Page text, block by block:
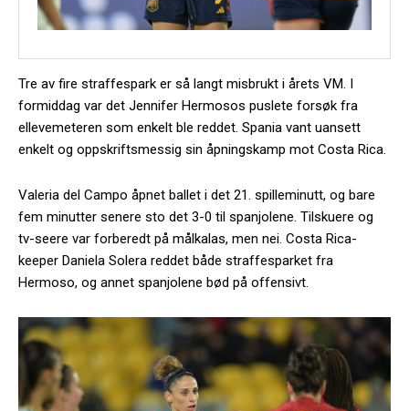
Tre av fire straffespark er så langt misbrukt i årets VM. I
formiddag var det Jennifer Hermosos puslete forsøk fra
ellevemeteren som enkelt ble reddet. Spania vant uansett
enkelt og oppskriftsmessig sin åpningskamp mot Costa Rica.
Valeria del Campo åpnet ballet i det 21. spilleminutt, og bare
fem minutter senere sto det 3-0 til spanjolene. Tilskuere og
tv-seere var forberedt på målkalas, men nei. Costa Rica-
keeper Daniela Solera reddet både straffesparket fra
Hermoso, og annet spanjolene bød på offensivt.